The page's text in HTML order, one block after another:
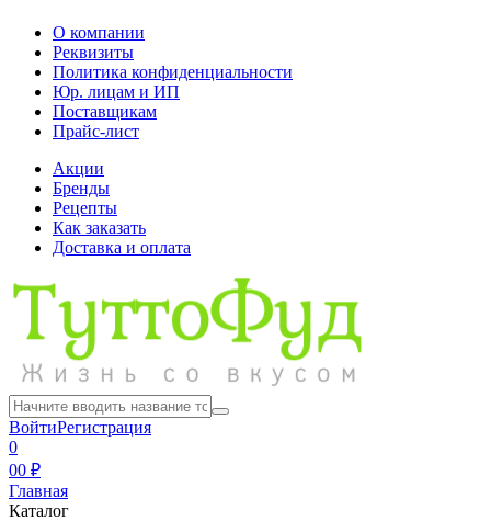
О компании
Реквизиты
Политика конфиденциальности
Юр. лицам и ИП
Поставщикам
Прайс-лист
Акции
Бренды
Рецепты
Как заказать
Доставка и оплата
ВойтиРегистрация
0
00 ₽
Главная
Каталог